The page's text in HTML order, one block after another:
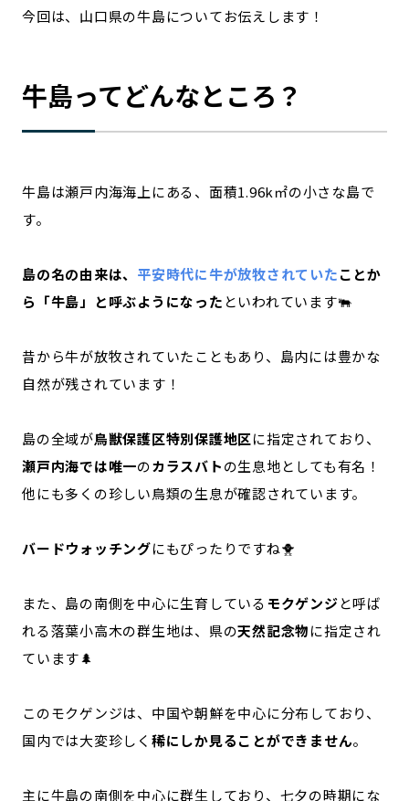
今回は、山口県の牛島についてお伝えします！
牛島ってどんなところ？
牛島は瀬戸内海海上にある、面積1.96k㎡の小さな島で
す。
島の名の由来は、 平安時代に牛が放牧されていたことか
ら「牛島」と呼ぶようになった といわれています🐃
昔から牛が放牧されていたこともあり、島内には豊かな
自然が残されています！
島の全域が鳥獣保護区特別保護地区に指定されており、
瀬戸内海では唯一のカラスバトの生息地としても有名！
他にも多くの珍しい鳥類の生息が確認されています。
バードウォッチングにもぴったりですね🐥
また、島の南側を中心に生育しているモクゲンジと呼ば
れる落葉小高木の群生地は、県の天然記念物に指定され
ています🌲
このモクゲンジは、中国や朝鮮を中心に分布しており、
国内では大変珍しく 稀にしか見ることができません。
主に牛島の南側を中心に群生しており、七夕の時期にな